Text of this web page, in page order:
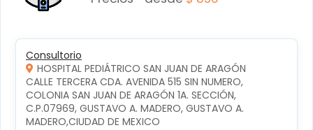
Consultorio
HOSPITAL PEDIÁTRICO SAN JUAN DE ARAGÓN
CALLE TERCERA CDA. AVENIDA 515 SIN NUMERO,
COLONIA SAN JUAN DE ARAGÓN 1A. SECCIÓN,
C.P.07969, GUSTAVO A. MADERO, GUSTAVO A.
MADERO,CIUDAD DE MEXICO